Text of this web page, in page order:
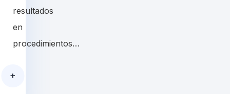
resultados
en
procedimientos…
+